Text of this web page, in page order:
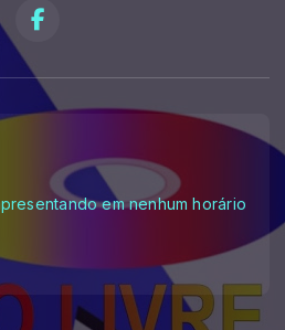
em nenhum horário